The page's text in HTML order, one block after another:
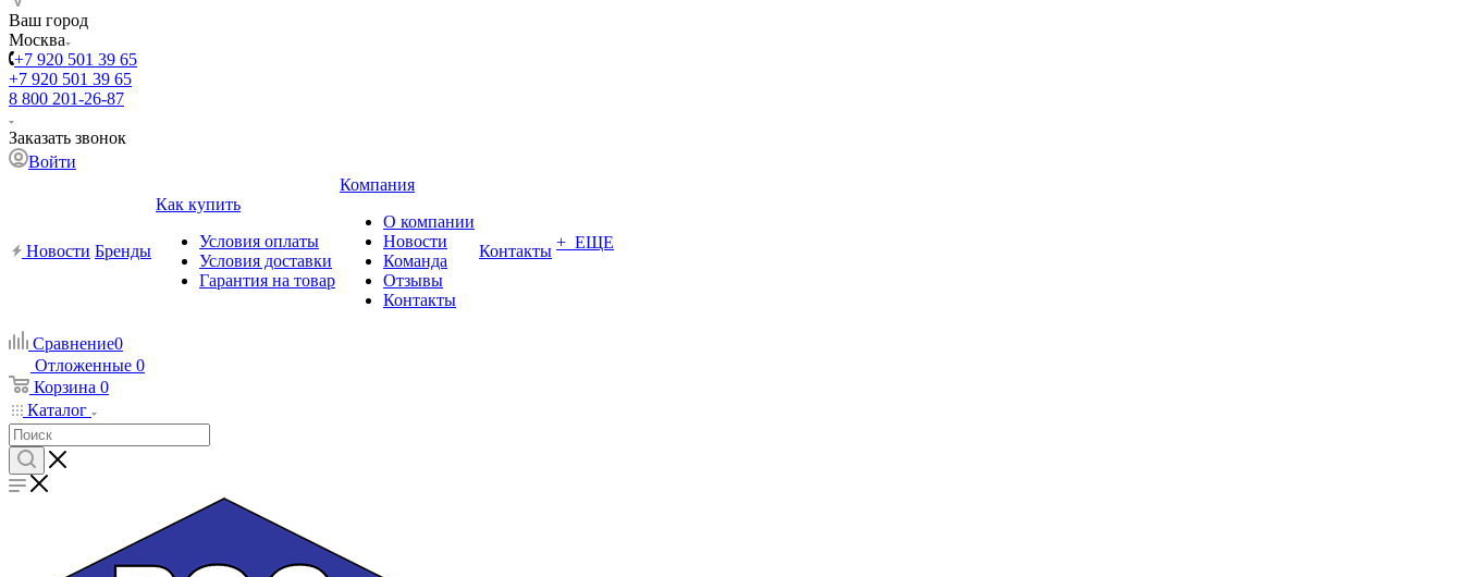
Ваш город
Москва
+7 920 501 39 65
+7 920 501 39 65
8 800 201-26-87
Заказать звонок
Войти
Новости Бренды
Как купить
Условия оплаты
Условия доставки
Гарантия на товар
Компания
О компании
Новости
Команда
Отзывы
Контакты
Контакты + ЕЩЕ
Сравнение0
Отложенные 0
Корзина 0
Каталог